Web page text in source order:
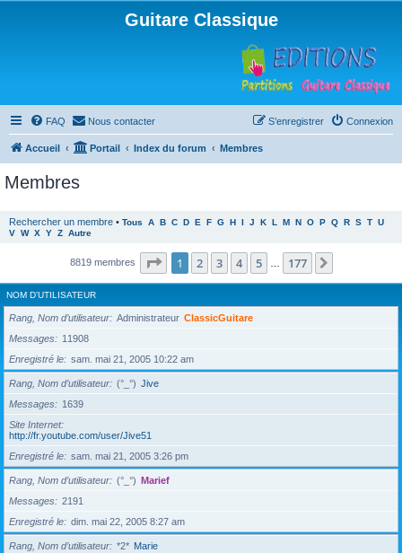
Guitare Classique
FAQ Nous contacter Connexion
S’enregistrer
Accueil Portail Index du forum Membres
Membres
Rechercher un membre • Tous A B C D E F G H I J K L M N O P Q R S T U
V W X Y Z Autre
8819 membres Page 1sur177
1 2 3 4 5 177
NOM D’UTILISATEUR
Rang, Nom d’utilisateur Administrateur ClassicGuitare
Messages
11908
Enregistré le
sam. mai 21, 2005 10:22 am
Rang, Nom d’utilisateur (°_°) Jive
Messages
1639
Site Internet
http://fr.youtube.com/user/Jive51
Enregistré le
sam. mai 21, 2005 3:26 pm
Rang, Nom d’utilisateur (°_°) Marief
Messages
2191
Enregistré le
dim. mai 22, 2005 8:27 am
Rang, Nom d’utilisateur *2* Marie